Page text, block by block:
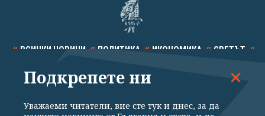
ВСИЧКИ НОВИНИ ПОЛИТИКА ИКОНОМИКА СВЕТЪТ
СПОРТ КУЛТУРА ТЕХНОЛОГИИ КАЛЕЙДОСКОП
Подкрепете ни
Уважаеми читатели, вие сте тук и днес, за да